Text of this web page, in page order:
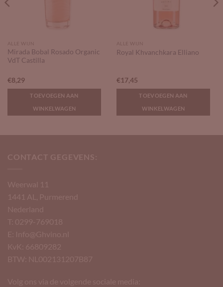
ALLE WIJN
Mirada Bobal Rosado Organic
VdT Castilla
€8,29
TOEVOEGEN AAN
WINKELWAGEN
ALLE WIJN
Royal Khvanchkara Elliano
€17,45
TOEVOEGEN AAN
WINKELWAGEN